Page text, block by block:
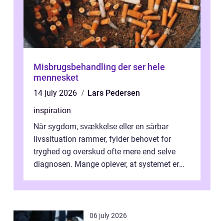
Misbrugsbehandling der ser hele
mennesket
14 july 2026
Lars Pedersen
inspiration
Når sygdom, svækkelse eller en sårbar
livssituation rammer, fylder behovet for
tryghed og overskud ofte mere end selve
diagnosen. Mange oplever, at systemet er
06 july 2026